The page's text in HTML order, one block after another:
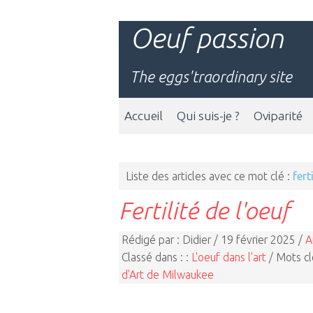
Oeuf passion
The eggs'traordinary site
Accueil Qui suis-je ? Oviparité
Liste des articles avec ce mot clé :
Fertilité de l'oeuf
Rédigé par : Didier / 19 février 2025 /
Classé dans : : L'oeuf dans l'art / Mots
d'Art de Milwaukee